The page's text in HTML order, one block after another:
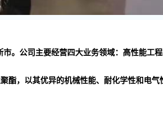
。公司主要经营四大业务领域：高性能工
酯，以其优异的机械性能、耐化学性和电